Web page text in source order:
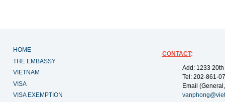
HOME
THE EMBASSY
VIETNAM
VISA
VISA EXEMPTION
CONTACT:
Add: 1233
Tel: 202-861-
Email